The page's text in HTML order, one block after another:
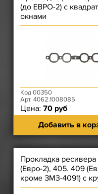
(до ЕВРО-2) с
окнами
Код 00350
Арт. 4062.1008085
Цена: 70 руб
Добавить в
Прокладка
(Евро-2), 405. 409
кроме ЗМЗ-4091) с
окнами СЕРАЯ